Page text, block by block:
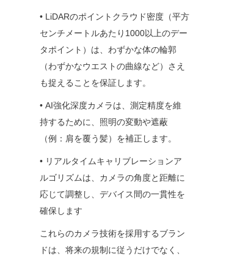
• LiDARのポイントクラウド密度（平方
センチメートルあたり1000以上のデー
タポイント）は、わずかな体の輪郭
（わずかなウエストの曲線など）さえ
も捉えることを保証します。
• AI強化深度カメラは、測定精度を維
持するために、照明の変動や遮蔽
（例：肩を覆う髪）を補正します。
• リアルタイムキャリブレーションア
ルゴリズムは、カメラの角度と距離に
応じて調整し、デバイス間の一貫性を
確保します
これらのカメラ技術を採用するブラン
ドは、将来の規制に従うだけでなく、